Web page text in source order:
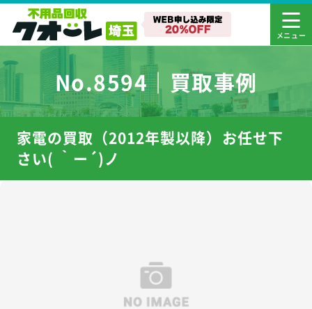
No.8594｜買取事例
家電の買取（2012年製以降）お任せ下
さい( ｀ー´)ノ